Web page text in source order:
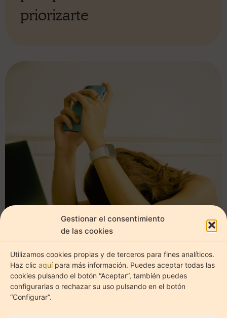
Gestionar el consentimiento
de las cookies
Utilizamos cookies propias y de terceros para fines analíticos.
Haz clic aquípara más información. Puedes aceptar todas las
cookies pulsando el botón “Aceptar”, también puedes
configurarlas o rechazar su uso pulsando en el botón
“Configurar”.
priorizarte
AUTOCUIDADO